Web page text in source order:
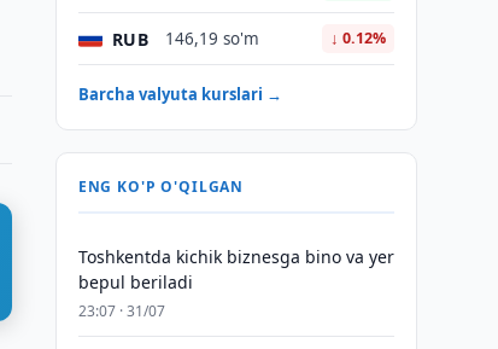
RUB 146,19 so'm ↓ 0.12%
Barcha valyuta kurslari →
ENG KO'P O'QILGAN
Toshkentda kichik biznesga bino va yer
bepul beriladi
23:07 · 31/07